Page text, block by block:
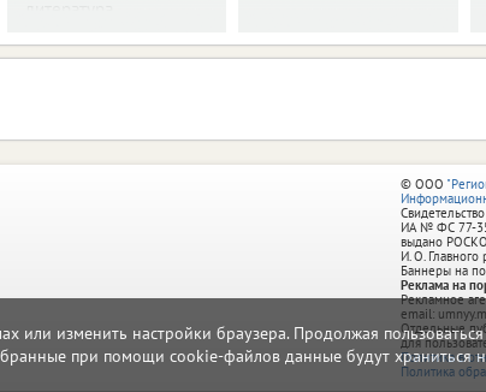
или изменить настройки браузера. Продолжая
при помощи cookie-файлов данные будут храниться
© ООО
ИА № ФС
выдано
И. О. Главного
Баннеры на
Реклама на
Рекламное
email:
Отдельные
для
Политика в
Политика